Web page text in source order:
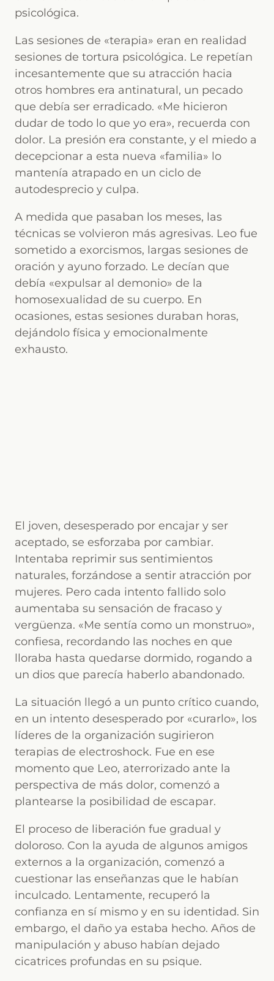
psicológica.
Las sesiones de «terapia» eran en realidad
sesiones de tortura psicológica. Le repetían
incesantemente que su atracción hacia
otros hombres era antinatural, un pecado
que debía ser erradicado. «Me hicieron
dudar de todo lo que yo era», recuerda con
dolor. La presión era constante, y el miedo a
decepcionar a esta nueva «familia» lo
mantenía atrapado en un ciclo de
autodesprecio y culpa.
A medida que pasaban los meses, las
técnicas se volvieron más agresivas. Leo fue
sometido a exorcismos, largas sesiones de
oración y ayuno forzado. Le decían que
debía «expulsar al demonio» de la
homosexualidad de su cuerpo. En
ocasiones, estas sesiones duraban horas,
dejándolo física y emocionalmente
exhausto.
El joven, desesperado por encajar y ser
aceptado, se esforzaba por cambiar.
Intentaba reprimir sus sentimientos
naturales, forzándose a sentir atracción por
mujeres. Pero cada intento fallido solo
aumentaba su sensación de fracaso y
vergüenza. «Me sentía como un monstruo»,
confiesa, recordando las noches en que
lloraba hasta quedarse dormido, rogando a
un dios que parecía haberlo abandonado.
La situación llegó a un punto crítico cuando,
en un intento desesperado por «curarlo», los
líderes de la organización sugirieron
terapias de electroshock. Fue en ese
momento que Leo, aterrorizado ante la
perspectiva de más dolor, comenzó a
plantearse la posibilidad de escapar.
El proceso de liberación fue gradual y
doloroso. Con la ayuda de algunos amigos
externos a la organización, comenzó a
cuestionar las enseñanzas que le habían
inculcado. Lentamente, recuperó la
confianza en sí mismo y en su identidad. Sin
embargo, el daño ya estaba hecho. Años de
manipulación y abuso habían dejado
cicatrices profundas en su psique.